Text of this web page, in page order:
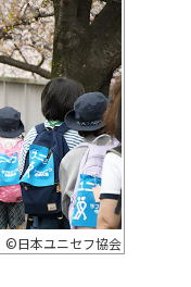
©日本ユニセフ協会